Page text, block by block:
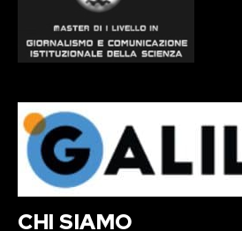
CHI SIAMO